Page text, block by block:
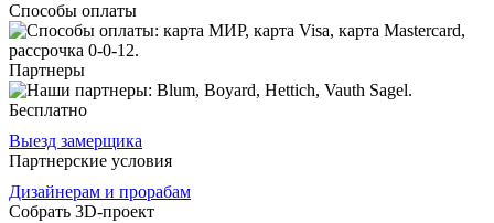
Способы оплаты
Партнеры
Бесплатно
Выезд замерщика
Партнерские условия
Дизайнерам и прорабам
Собрать 3D-проект